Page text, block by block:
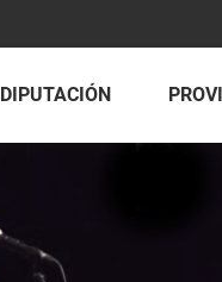
DIPUTACIÓN